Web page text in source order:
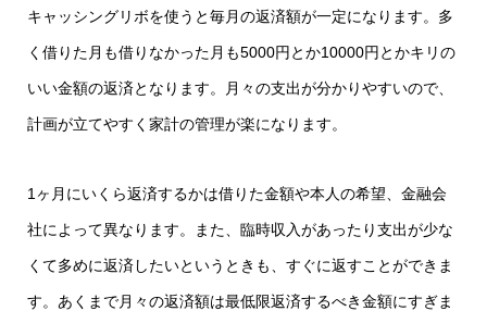
キャッシングリボを使うと毎月の返済額が一定になります。多
く借りた月も借りなかった月も5000円とか10000円とかキリの
いい金額の返済となります。月々の支出が分かりやすいので、
計画が立てやすく家計の管理が楽になります。
1ヶ月にいくら返済するかは借りた金額や本人の希望、金融会
社によって異なります。また、臨時収入があったり支出が少な
くて多めに返済したいというときも、すぐに返すことができま
す。あくまで月々の返済額は最低限返済するべき金額にすぎま